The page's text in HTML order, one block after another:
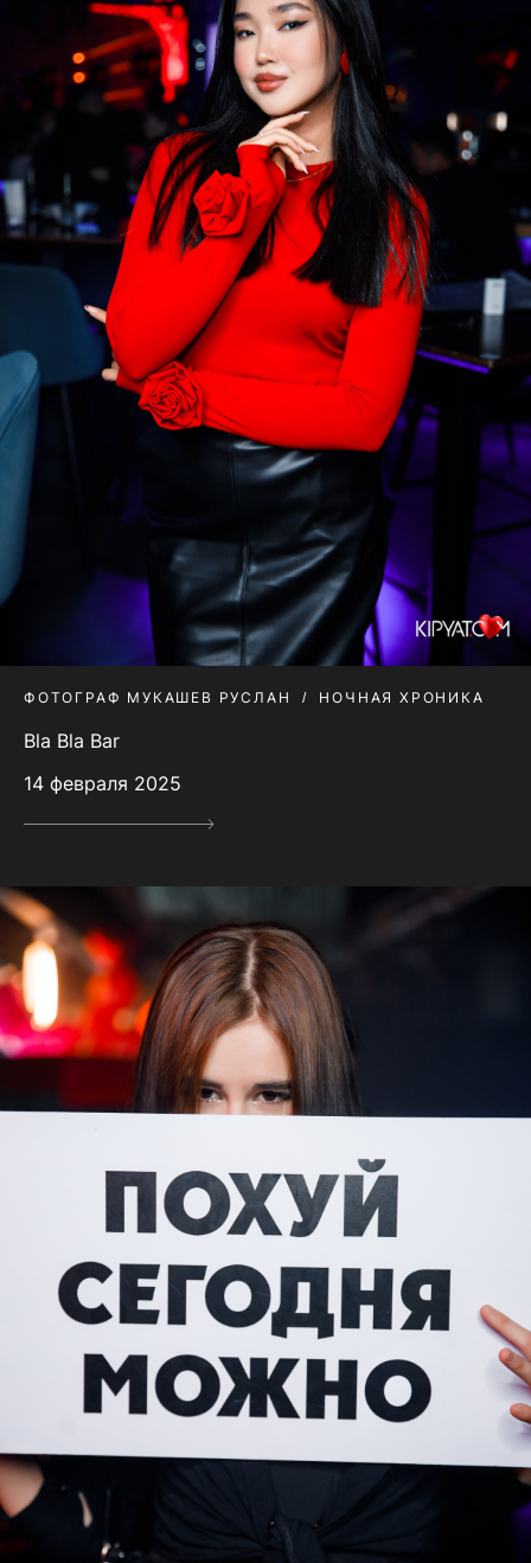
ФОТОГРАФ МУКАШЕВ РУСЛАН НОЧНАЯ ХРОНИКА
Bla Bla Bar
14 февраля 2025